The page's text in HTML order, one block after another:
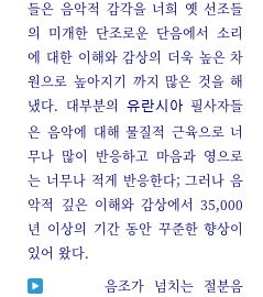
들은 음악적 감각을 너희 옛 선조들
의 미개한 단조로운 단음에서 소리
에 대한 이해와 감상의 더욱 높은 차
원으로 높아지기 까지 많은 것을 해
냈다. 대부분의
유란시아
필사자들
은 음악에 대해 물질적 근육으로 너
무나 많이 반응하고 마음과 영으로
는 너무나 적게 반응한다; 그러나 음
악적 깊은 이해와 감상에서 35,000
년 이상의 기간 동안 꾸준한 향상이
있어 왔다.
음조가 넘치는 절분음